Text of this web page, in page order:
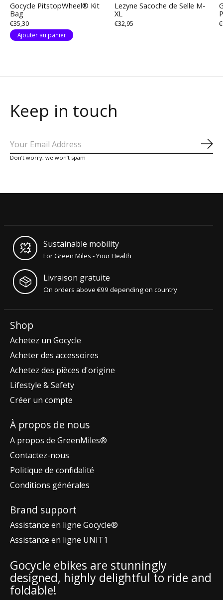
Gocycle PitstopWheel® Kit
Bag
€35,30
Ajouter au panier
Lezyne Sacoche de Selle M-
XL
€32,95
Keep in touch
Don’t worry, we won’t spam
Sustainable mobility
For Green Miles - Your Health
Livraison gratuite
On orders above €99 depending on country
Shop
Achetez un Gocycle
Acheter des accessoires
Achetez des pièces d'origine
Lifestyle & Safety
Créer un compte
À propos de nous
A propos de GreenMiles®
Contactez-nous
Politique de confidalité
Conditions générales
Brand support
Assistance en ligne Gocycle®
Assistance en ligne UNIT1
Gocycle ebikes are stunningly
designed, highly delightful to ride and
foldable!